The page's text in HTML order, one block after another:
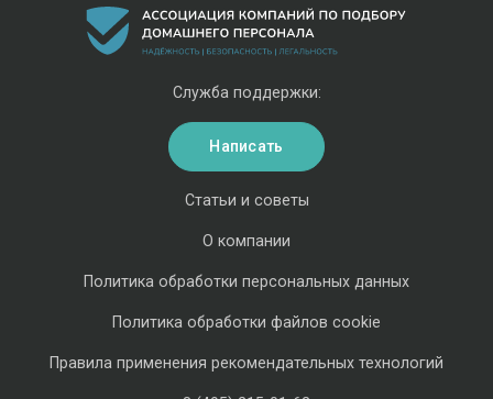
Статьи и советы
О компании
Политика обработки персональных данных
Политика обработки файлов cookie
Правила применения рекомендательных технологий
Служба поддержки:
Написать